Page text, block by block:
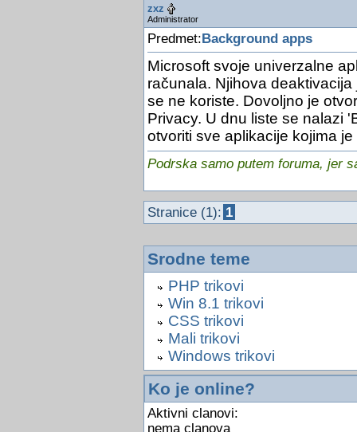
zxz
Administrator
Predmet: Background apps
Microsoft svoje univerzalne
računala. Njihova
se ne koriste. Dovoljno je
Privacy. U dnu liste se nalazi
otvoriti sve aplikacije kojima
Podrska samo putem foruma, jer
Stranice (1): 1
Srodne teme
PHP trikovi
Win 8.1 trikovi
CSS trikovi
Mali trikovi
Windows trikovi
Ko je online?
Aktivni clanovi:
nema clanova